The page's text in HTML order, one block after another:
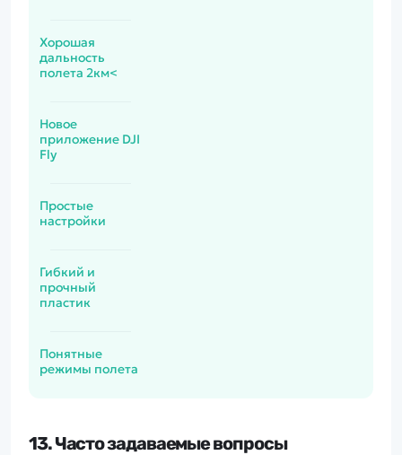
Хорошая
дальность
полета 2км<
Новое
приложение DJI
Fly
Простые
настройки
Гибкий и
прочный
пластик
Понятные
режимы полета
13. Часто задаваемые вопросы